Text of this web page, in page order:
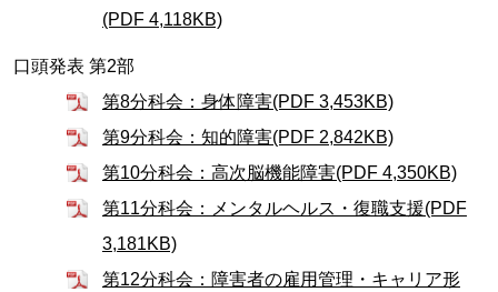
(PDF 4,118KB)
口頭発表 第2部
第8分科会：身体障害(PDF 3,453KB)
第9分科会：知的障害(PDF 2,842KB)
第10分科会：高次脳機能障害(PDF 4,350KB)
第11分科会：メンタルヘルス・復職支援(PDF
3,181KB)
第12分科会：障害者の雇用管理・キャリア形